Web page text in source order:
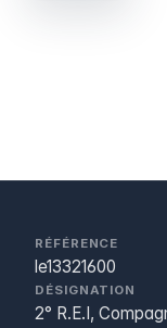
RÉFÉRENCE
le13321600
DÉSIGNATION
2° R.E.I,